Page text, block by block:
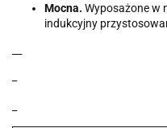
Mocna. Wyposażone w
indukcyjny